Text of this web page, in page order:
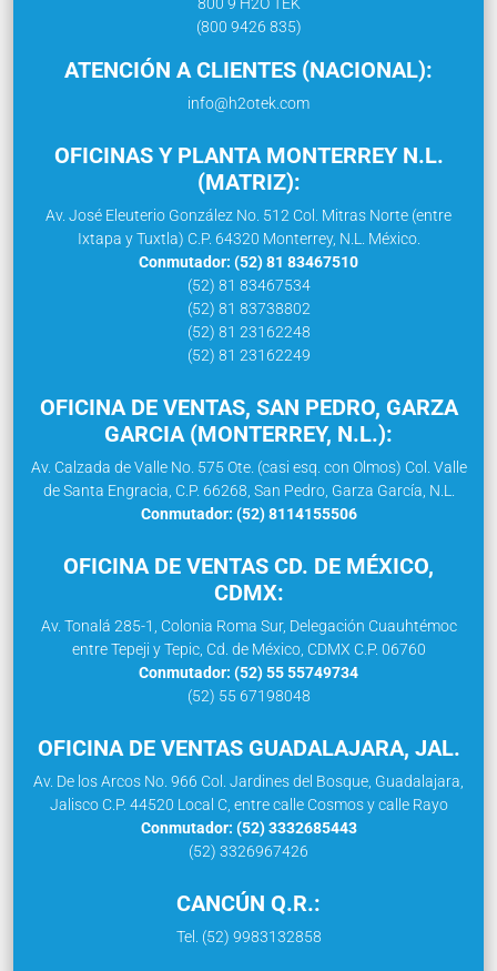
800 9 H2O TEK
(800 9426 835)
ATENCIÓN A CLIENTES (NACIONAL):
info@h2otek.com
OFICINAS Y PLANTA MONTERREY N.L.
(MATRIZ):
Av. José Eleuterio González No. 512 Col. Mitras Norte (entre
Ixtapa y Tuxtla) C.P. 64320 Monterrey, N.L. México.
Conmutador: (52) 81 83467510
(52) 81 83467534
(52) 81 83738802
(52) 81 23162248
(52) 81 23162249
OFICINA DE VENTAS, SAN PEDRO, GARZA
GARCIA (MONTERREY, N.L.):
Av. Calzada de Valle No. 575 Ote. (casi esq. con Olmos) Col. Valle
de Santa Engracia, C.P. 66268, San Pedro, Garza García, N.L.
Conmutador: (52) 8114155506
OFICINA DE VENTAS CD. DE MÉXICO,
CDMX:
Av. Tonalá 285-1, Colonia Roma Sur, Delegación Cuauhtémoc
entre Tepeji y Tepic, Cd. de México, CDMX C.P. 06760
Conmutador: (52) 55 55749734
(52) 55 67198048
OFICINA DE VENTAS GUADALAJARA, JAL.
Av. De los Arcos No. 966 Col. Jardines del Bosque, Guadalajara,
Jalisco C.P. 44520 Local C, entre calle Cosmos y calle Rayo
Conmutador: (52) 3332685443
(52) 3326967426
CANCÚN Q.R.:
Tel. (52) 9983132858